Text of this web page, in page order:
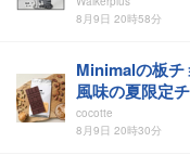
8月9日 20時58分
Minimalの板
風味の夏限定
cocotte
8月9日 20時30分